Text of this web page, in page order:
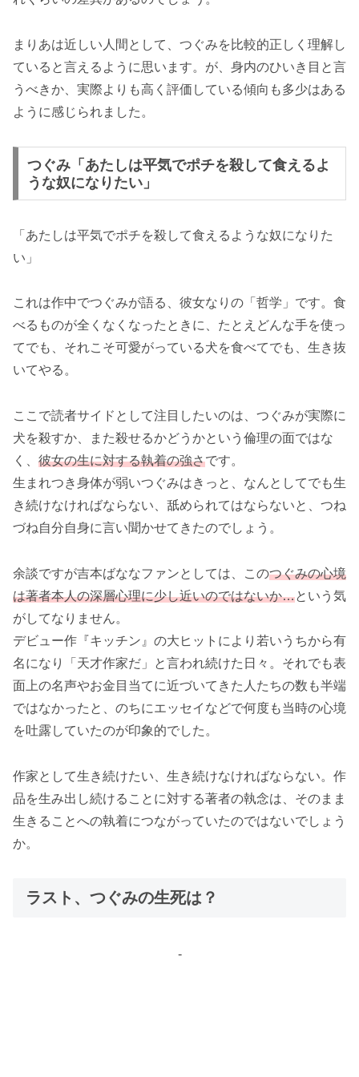
まりあは近しい人間として、つぐみを比較的正しく理解し
ていると言えるように思います。が、身内のひいき目と言
うべきか、実際よりも高く評価している傾向も多少はある
ように感じられました。
つぐみ「あたしは平気でポチを殺して食えるよ
うな奴になりたい」
「あたしは平気でポチを殺して食えるような奴になりた
い」
これは作中でつぐみが語る、彼女なりの「哲学」です。食
べるものが全くなくなったときに、たとえどんな手を使っ
てでも、それこそ可愛がっている犬を食べてでも、生き抜
いてやる。
ここで読者サイドとして注目したいのは、つぐみが実際に
犬を殺すか、また殺せるかどうかという倫理の面ではな
く、 彼女の生に対する執着の強さです。
生まれつき身体が弱いつぐみはきっと、なんとしてでも生
き続けなければならない、舐められてはならないと、つね
づね自分自身に言い聞かせてきたのでしょう。
余談ですが吉本ばななファンとしては、このつぐみの心境
は著者本人の深層心理に少し近いのではないか…という気
がしてなりません。
デビュー作『キッチン』の大ヒットにより若いうちから有
名になり「天才作家だ」と言われ続けた日々。それでも表
面上の名声やお金目当てに近づいてきた人たちの数も半端
ではなかったと、のちにエッセイなどで何度も当時の心境
を吐露していたのが印象的でした。
作家として生き続けたい、生き続けなければならない。作
品を生み出し続けることに対する著者の執念は、そのまま
生きることへの執着につながっていたのではないでしょう
か。
ラスト、つぐみの生死は？
-